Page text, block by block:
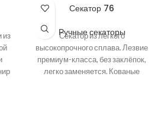
из
Секатор 76
Ручные секаторы
Секатор из лёгкого
высокопрочного сплава. Лезвие
премиум-класса, без заклёпок,
легко заменяется. Кованые